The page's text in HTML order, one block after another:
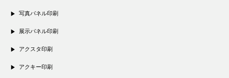
写真パネル印刷
展示パネル印刷
アクスタ印刷
アクキー印刷